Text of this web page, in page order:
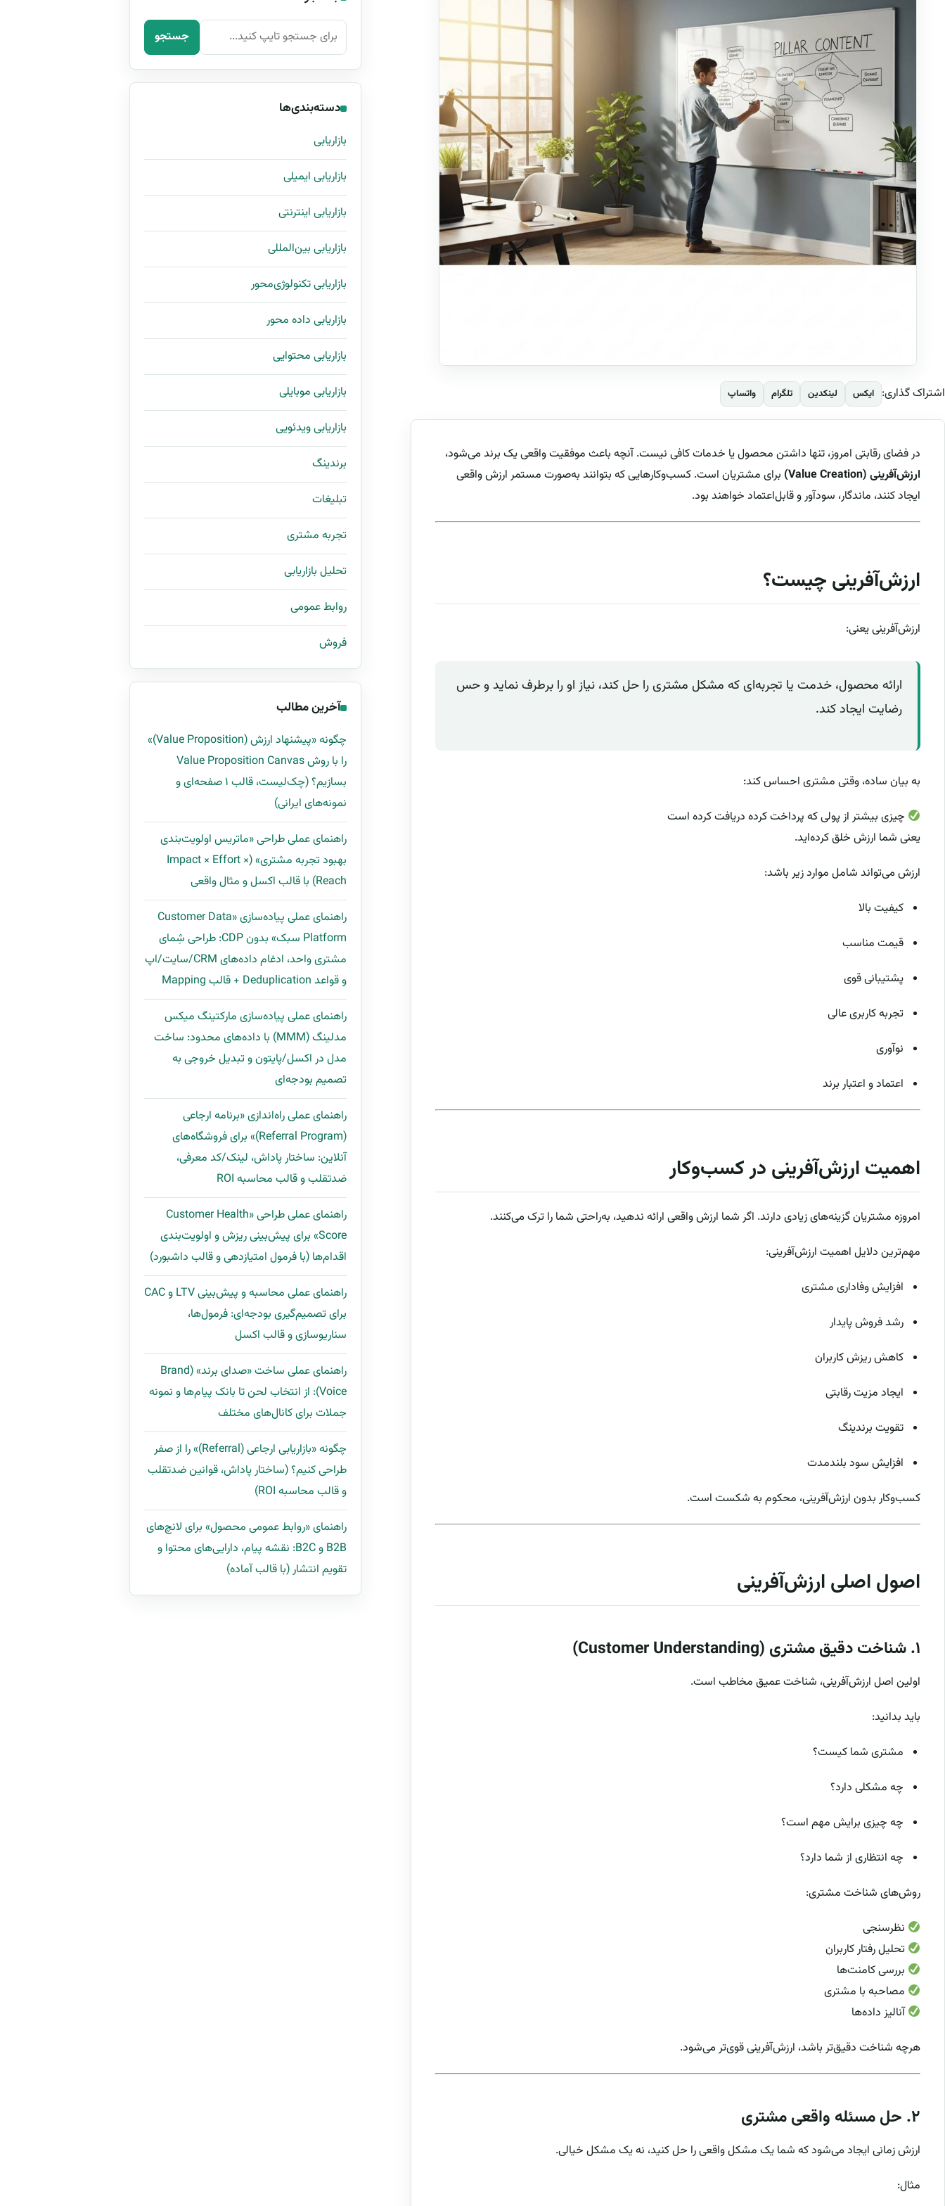
اشتراک گذاری: ایکس لینکدین تلگرام واتساپ
در فضای رقابتی امروز، تنها داشتن محصول یا خدمات کافی نیست. آنچه باعث موفقیت واقعی یک برند می‌شود،
ارزش‌آفرینی (Value Creation)
برای مشتریان است. کسب‌وکارهایی که بتوانند به‌صورت مستمر ارزش واقعی
ایجاد کنند، ماندگار، سودآور و قابل‌اعتماد خواهند بود.
ارزش‌آفرینی چیست؟
ارزش‌آفرینی یعنی:
ارائه محصول، خدمت یا تجربه‌ای که مشکل مشتری را حل کند، نیاز او را برطرف نماید و حس
رضایت ایجاد کند.
به بیان ساده، وقتی مشتری احساس کند:
چیزی بیشتر از پولی که پرداخت کرده دریافت کرده است
یعنی شما ارزش خلق کرده‌اید.
ارزش می‌تواند شامل موارد زیر باشد:
کیفیت بالا
قیمت مناسب
پشتیبانی قوی
تجربه کاربری عالی
نوآوری
اعتماد و اعتبار برند
اهمیت ارزش‌آفرینی در کسب‌وکار
امروزه مشتریان گزینه‌های زیادی دارند. اگر شما ارزش واقعی ارائه ندهید، به‌راحتی شما را ترک می‌کنند.
مهم‌ترین دلایل اهمیت ارزش‌آفرینی:
افزایش وفاداری مشتری
رشد فروش پایدار
کاهش ریزش کاربران
ایجاد مزیت رقابتی
تقویت برندینگ
افزایش سود بلندمدت
کسب‌وکار بدون ارزش‌آفرینی، محکوم به شکست است.
اصول اصلی ارزش‌آفرینی
۱. شناخت دقیق مشتری (Customer Understanding)
اولین اصل ارزش‌آفرینی، شناخت عمیق مخاطب است.
باید بدانید:
مشتری شما کیست؟
چه مشکلی دارد؟
چه چیزی برایش مهم است؟
چه انتظاری از شما دارد؟
روش‌های شناخت مشتری:
نظرسنجی
تحلیل رفتار کاربران
بررسی کامنت‌ها
مصاحبه با مشتری
آنالیز داده‌ها
هرچه شناخت دقیق‌تر باشد، ارزش‌آفرینی قوی‌تر می‌شود.
۲. حل مسئله واقعی مشتری
ارزش زمانی ایجاد می‌شود که شما یک مشکل واقعی را حل کنید، نه یک مشکل خیالی.
مثال:
جستجو برای: جستجو
دسته‌بندی‌ها
بازاریابی
بازاریابی ایمیلی
بازاریابی اینترنتی
بازاریابی بین‌المللی
بازاریابی تکنولوژی‌محور
بازاریابی داده محور
بازاریابی محتوایی
بازاریابی موبایلی
بازاریابی ویدئویی
برندینگ
تبلیغات
تجربه مشتری
تحلیل بازاریابی
روابط عمومی
فروش
آخرین مطالب
چگونه «پیشنهاد ارزش (Value Proposition)»
را با روش Value Proposition Canvas
بسازیم؟ (چک‌لیست، قالب ۱ صفحه‌ای و
نمونه‌های ایرانی)
راهنمای عملی طراحی «ماتریس اولویت‌بندی
بهبود تجربه مشتری» (Impact × Effort ×
Reach) با قالب اکسل و مثال واقعی
راهنمای عملی پیاده‌سازی «Customer Data
Platform سبک» بدون CDP: طراحی شِمای
مشتری واحد، ادغام داده‌های CRM/سایت/اپ
و قواعد Deduplication + قالب Mapping
راهنمای عملی پیاده‌سازی مارکتینگ میکس
مدلینگ (MMM) با داده‌های محدود: ساخت
مدل در اکسل/پایتون و تبدیل خروجی به
تصمیم بودجه‌ای
راهنمای عملی راه‌اندازی «برنامه ارجاعی
(Referral Program)» برای فروشگاه‌های
آنلاین: ساختار پاداش، لینک/کد معرفی،
ضدتقلب و قالب محاسبه ROI
راهنمای عملی طراحی «Customer Health
Score» برای پیش‌بینی ریزش و اولویت‌بندی
اقدام‌ها (با فرمول امتیازدهی و قالب داشبورد)
راهنمای عملی محاسبه و پیش‌بینی LTV و CAC
برای تصمیم‌گیری بودجه‌ای: فرمول‌ها،
سناریوسازی و قالب اکسل
راهنمای عملی ساخت «صدای برند» (Brand
Voice): از انتخاب لحن تا بانک پیام‌ها و نمونه
جملات برای کانال‌های مختلف
چگونه «بازاریابی ارجاعی (Referral)» را از صفر
طراحی کنیم؟ (ساختار پاداش، قوانین ضدتقلب
و قالب محاسبه ROI)
راهنمای «روابط عمومی محصول» برای لانچ‌های
B2B و B2C: نقشه پیام، دارایی‌های محتوا و
تقویم انتشار (با قالب آماده)